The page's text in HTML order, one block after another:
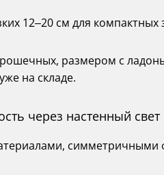
12–20 см для
размером с
на складе.
через настенный свет
симметричными